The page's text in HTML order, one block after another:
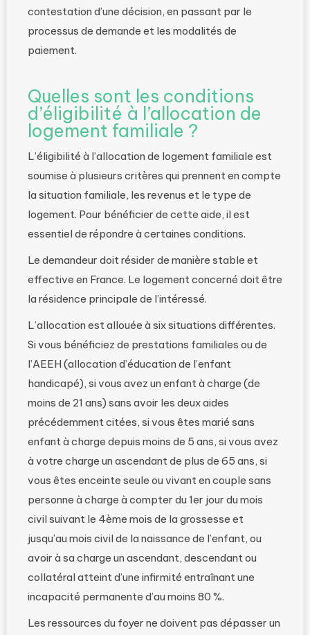
contestation d’une décision, en passant par le
processus de demande et les modalités de
paiement.
Quelles sont les conditions
d’éligibilité à l’allocation de
logement familiale ?
L’éligibilité à l’allocation de logement familiale est
soumise à plusieurs critères qui prennent en compte
la situation familiale, les revenus et le type de
logement. Pour bénéficier de cette aide, il est
essentiel de répondre à certaines conditions.
Le demandeur doit résider de manière stable et
effective en France. Le logement concerné doit être
la résidence principale de l’intéressé.
L’allocation est allouée à six situations différentes.
Si vous bénéficiez de prestations familiales ou de
l’AEEH (allocation d’éducation de l’enfant
handicapé), si vous avez un enfant à charge (de
moins de 21 ans) sans avoir les deux aides
précédemment citées, si vous êtes marié sans
enfant à charge depuis moins de 5 ans, si vous avez
à votre charge un ascendant de plus de 65 ans, si
vous êtes enceinte seule ou vivant en couple sans
personne à charge à compter du 1er jour du mois
civil suivant le 4ème mois de la grossesse et
jusqu’au mois civil de la naissance de l’enfant, ou
avoir à sa charge un ascendant, descendant ou
collatéral atteint d’une infirmité entraînant une
incapacité permanente d’au moins 80 %.
Les ressources du foyer ne doivent pas dépasser un